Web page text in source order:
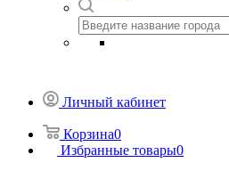
Личный кабинет
Корзина0
Избранные товары0